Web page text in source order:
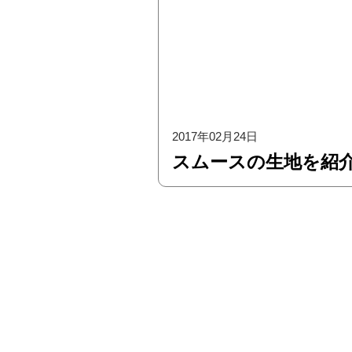
2017年02月24日
スムースの生地を紹